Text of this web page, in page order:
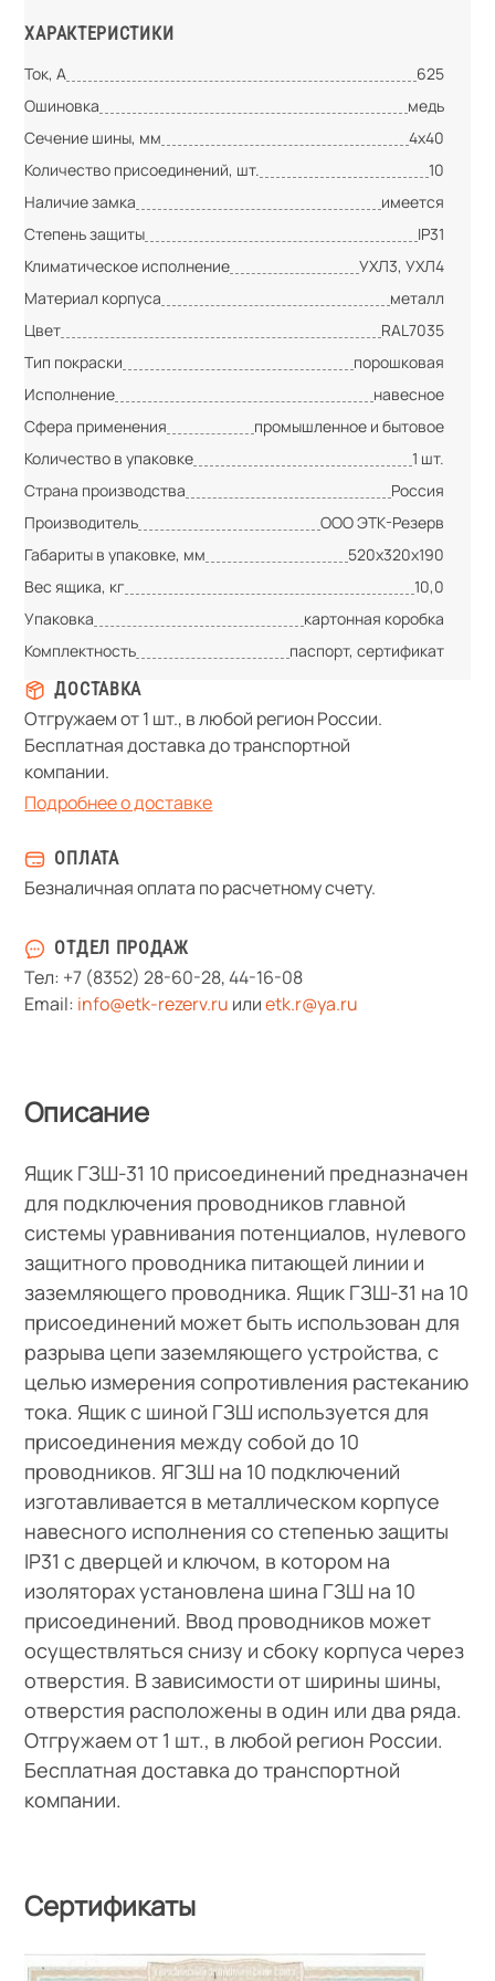
ХАРАКТЕРИСТИКИ
Ток, А
625
Ошиновка
медь
Сечение шины, мм
4х40
Количество присоединений, шт.
10
Наличие замка
имеется
Степень защиты
IP31
Климатическое исполнение
УХЛ3, УХЛ4
Материал корпуса
металл
Цвет
RAL7035
Тип покраски
порошковая
Исполнение
навесное
Сфера применения
промышленное и бытовое
Количество в упаковке
1 шт.
Страна производства
Россия
Производитель
ООО ЭТК-Резерв
Габариты в упаковке, мм
520х320х190
Вес ящика, кг
10,0
Упаковка
картонная коробка
Комплектность
паспорт, сертификат
ДОСТАВКА
Отгружаем от 1 шт., в любой регион России.
Бесплатная доставка до транспортной
компании.
Подробнее о доставке
ОПЛАТА
Безналичная оплата по расчетному счету.
ОТДЕЛ ПРОДАЖ
Тел: +7 (8352) 28-60-28,44-16-08
Email: info@etk-rezerv.ru илиetk.r@ya.ru
Описание
Ящик ГЗШ-31 10 присоединений предназначен
для подключения проводников главной
системы уравнивания потенциалов, нулевого
защитного проводника питающей линии и
заземляющего проводника. Ящик ГЗШ-31 на 10
присоединений может быть использован для
разрыва цепи заземляющего устройства, с
целью измерения сопротивления растеканию
тока. Ящик с шиной ГЗШ используется для
присоединения между собой до 10
проводников. ЯГЗШ на 10 подключений
изготавливается в металлическом корпусе
навесного исполнения со степенью защиты
IР31 с дверцей и ключом, в котором на
изоляторах установлена шина ГЗШ на 10
присоединений. Ввод проводников может
осуществляться снизу и сбоку корпуса через
отверстия. В зависимости от ширины шины,
отверстия расположены в один или два ряда.
Отгружаем от 1 шт., в любой регион России.
Бесплатная доставка до транспортной
компании.
Сертификаты